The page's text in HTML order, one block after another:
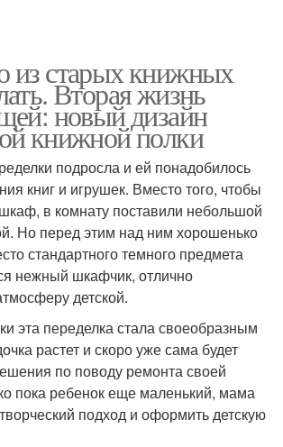
из старых книжных
Вторая жизнь
новый дизайн
книжной полки
подросла и ей понадобилось
книг и игрушек. Вместо того, чтобы
в комнату поставили небольшой
Но перед этим над ним хорошенько
стандартного темного предмета
нежный шкафчик, отлично
детской.
эта переделка стала своеобразным
растет и скоро уже сама будет
по поводу ремонта своей
пока ребенок еще маленький, мама
подход и оформить детскую